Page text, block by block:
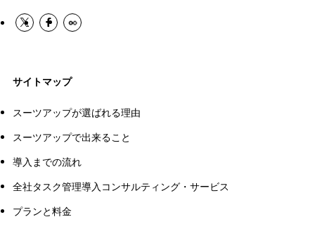
サイトマップ
スーツアップが選ばれる理由
スーツアップで出来ること
導入までの流れ
全社タスク管理導入コンサルティング・サービス
プランと料金